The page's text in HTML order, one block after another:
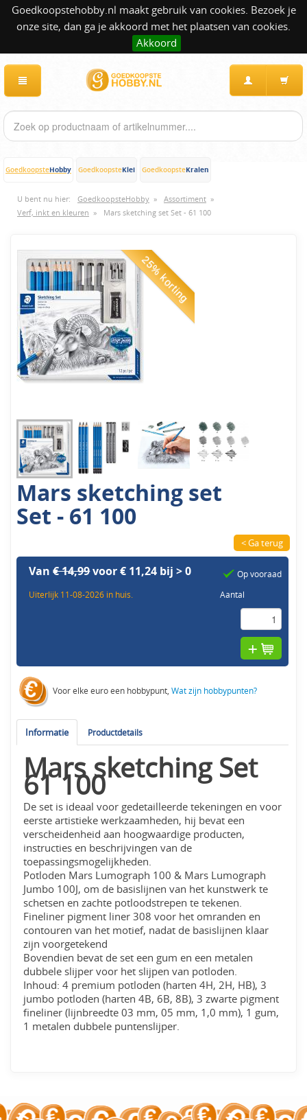
Goedkoopstehobby.nl maakt gebruik van cookies. Bezoek je
onze site, dan ga je akkoord met het plaatsen van cookies.
Akkoord
GoedkoopsteHobby GoedkoopsteKlei GoedkoopsteKralen
U bent nu hier: GoedkoopsteHobby » Assortiment »
Verf, inkt en kleuren » Mars sketching set Set - 61 100
25% korting
Mars sketching set
Set - 61 100
< Ga terug
Van€ 14,99voor € 11,24 bij > 0
Uiterlijk 11-08-2026 in huis.
Op vooraad
Aantal
Voor elke euro een hobbypunt,Wat zijn hobbypunten?
Informatie Productdetails
Mars sketching Set
61 100
De set is ideaal voor gedetailleerde tekeningen en voor
eerste artistieke werkzaamheden, hij bevat een
verscheidenheid aan hoogwaardige producten,
instructies en beschrijvingen van de
toepassingsmogelijkheden.
Potloden Mars Lumograph 100 & Mars Lumograph
Jumbo 100J, om de basislijnen van het kunstwerk te
schetsen en zachte potloodstrepen te tekenen.
Fineliner pigment liner 308 voor het omranden en
contouren van het motief, nadat de basislijnen klaar
zijn voorgetekend
Bovendien bevat de set een gum en een metalen
dubbele slijper voor het slijpen van potloden.
Inhoud: 4 premium potloden (harten 4H, 2H, HB), 3
jumbo potloden (harten 4B, 6B, 8B), 3 zwarte pigment
fineliner (lijnbreedte 03 mm, 05 mm, 1,0 mm), 1 gum,
1 metalen dubbele puntenslijper.